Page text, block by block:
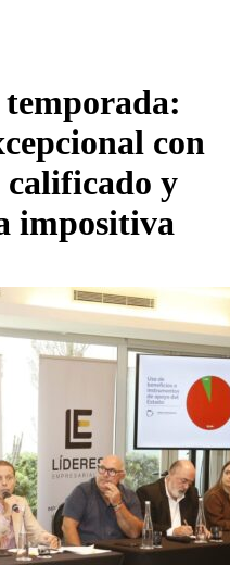
con
calificado y
impositiva